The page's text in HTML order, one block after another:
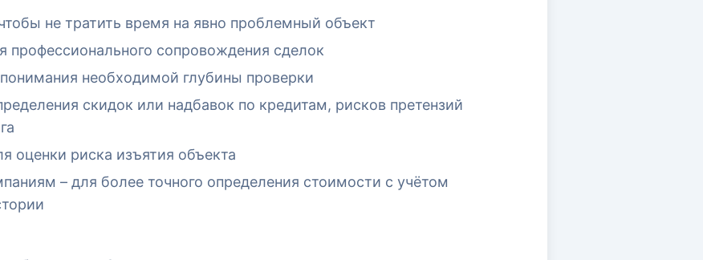
не тратить время на явно проблемный объект
профессионального сопровождения сделок
необходимой глубины проверки
скидок или надбавок по кредитам, рисков претензий
оценки риска изъятия объекта
– для более точного определения стоимости с учётом